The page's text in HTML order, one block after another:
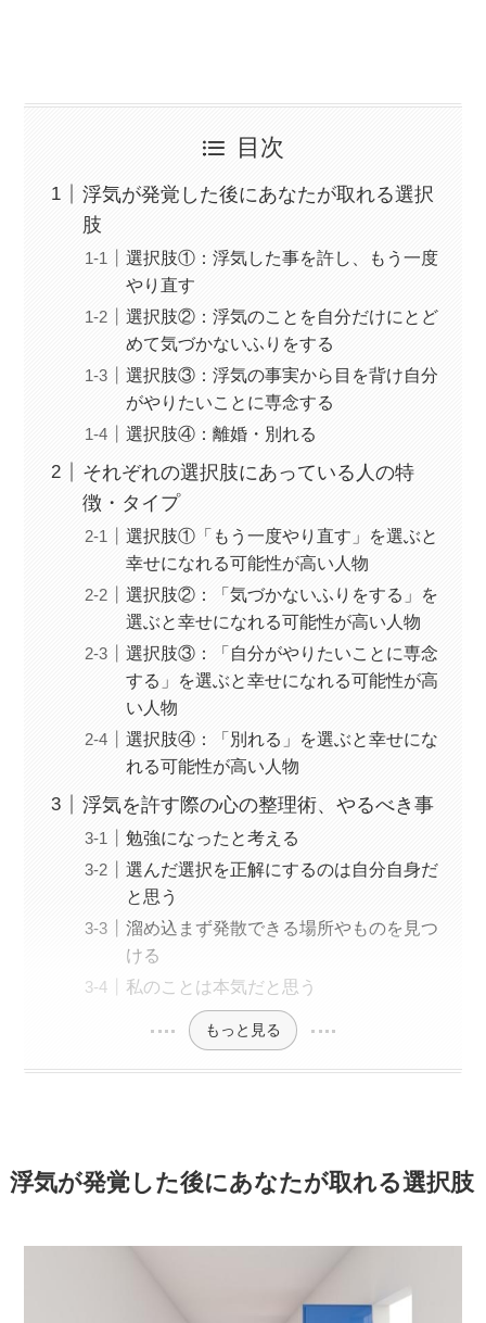
目次
浮気が発覚した後にあなたが取れる選択
肢
選択肢①：浮気した事を許し、もう一度
やり直す
選択肢②：浮気のことを自分だけにとど
めて気づかないふりをする
選択肢③：浮気の事実から目を背け自分
がやりたいことに専念する
選択肢④：離婚・別れる
それぞれの選択肢にあっている人の特
徴・タイプ
選択肢①「もう一度やり直す」を選ぶと
幸せになれる可能性が高い人物
選択肢②：「気づかないふりをする」を
選ぶと幸せになれる可能性が高い人物
選択肢③：「自分がやりたいことに専念
する」を選ぶと幸せになれる可能性が高
い人物
選択肢④：「別れる」を選ぶと幸せにな
れる可能性が高い人物
浮気を許す際の心の整理術、やるべき事
勉強になったと考える
選んだ選択を正解にするのは自分自身だ
と思う
溜め込まず発散できる場所やものを見つ
ける
私のことは本気だと思う
もっと見る
浮気が発覚した後にあなたが取れる選択肢